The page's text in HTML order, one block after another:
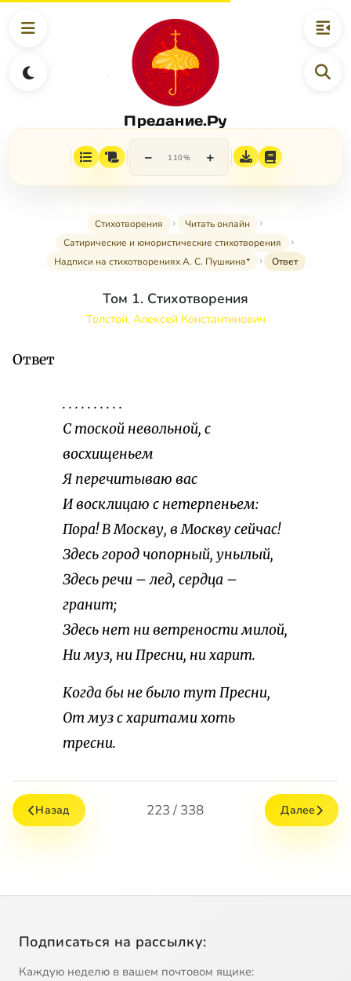
Предание.Ру
− 110% +
Стихотворения
Читать онлайн
Сатирические и юмористические стихотворения
Надписи на стихотворениях А. С. Пушкина*
Ответ
Том 1. Стихотворения
Толстой, Алексей Константинович
Ответ
. . . . . . . . . .
С тоской невольной, с
восхищеньем
Я перечитываю вас
И восклицаю с нетерпеньем:
Пора! В Москву, в Москву сейчас!
Здесь город чопорный, унылый,
Здесь речи – лед, сердца –
гранит;
Здесь нет ни ветрености милой,
Ни муз, ни Пресни, ни харит.
Когда бы не было тут Пресни,
От муз с харитами хоть
тресни.
Назад 223 / 338 Далее
Подписаться на рассылку:
Каждую неделю в вашем почтовом ящике: